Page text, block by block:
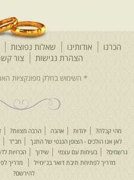
הכרנו אודותינו שאלות נפוצות
הצהרת נגישות
צור
מהי קבלה? יהדות אהבה הרבה מצוות?
לאן אנו הולכים - הצופן הגנטי של התנך
חב"ד
נרשמים?
בעימות עם עצמי שידוך הכרויות
מדריך לפתיחת תיבת דואר בג'ימייל
מדריך
להירשם?